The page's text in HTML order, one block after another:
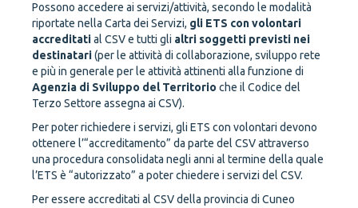
Possono accedere ai servizi/attività, secondo le modalità
riportate nella Carta dei Servizi, gli ETS con volontari
accreditatial CSV e tutti gli altri soggetti previsti nei
destinatari(per le attività di collaborazione, sviluppo rete
e più in generale per le attività attinenti alla funzione di
Agenzia di Sviluppo del Territorio che il Codice del
Terzo Settore assegna ai CSV).
Per poter richiedere i servizi, gli ETS con volontari devono
ottenere l’“accreditamento” da parte del CSV attraverso
una procedura consolidata negli anni al termine della quale
l’ETS è “autorizzato” a poter chiedere i servizi del CSV.
Per essere accreditati al CSV della provincia di Cuneo